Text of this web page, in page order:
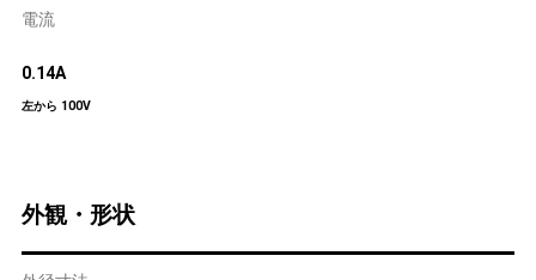
電流
0.14A
左から 100V
外観・形状